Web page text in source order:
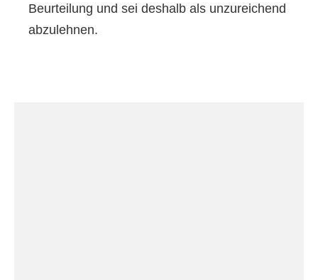
Beurteilung und sei deshalb als unzureichend
abzulehnen.